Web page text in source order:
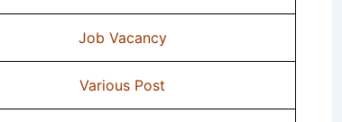
Job Vacancy
Various Post